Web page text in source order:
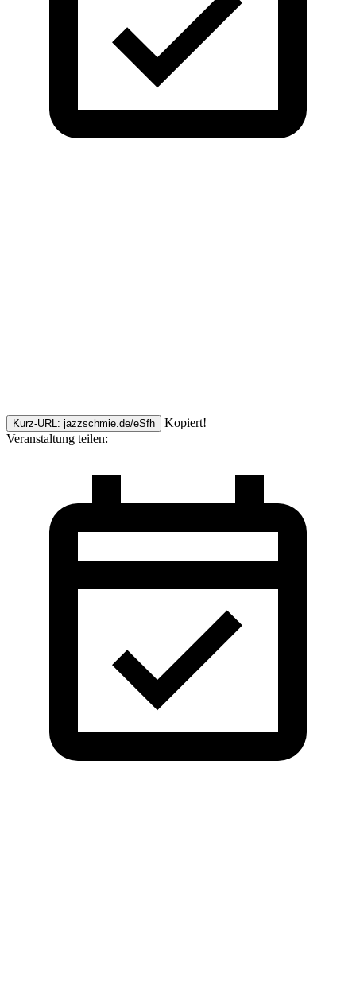
Kurz-URL: jazzschmie.de/eSfh
Kopiert!
Veranstaltung teilen: